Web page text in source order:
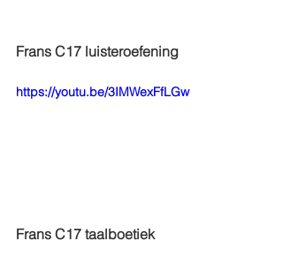
Frans C17 luisteroefening
https://youtu.be/3IMWexFfLGw
Frans C17 taalboetiek